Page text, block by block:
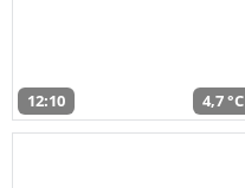
12:10 4,7 °C